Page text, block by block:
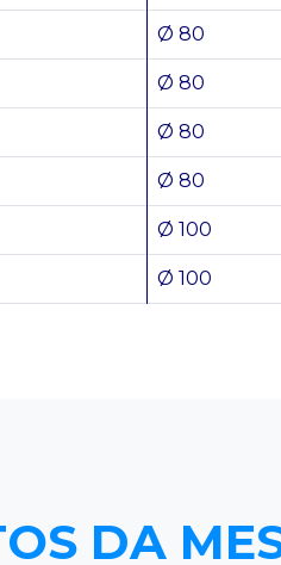
Ø 80
Ø 80
Ø 80
Ø 80
Ø 100
Ø 100
DA